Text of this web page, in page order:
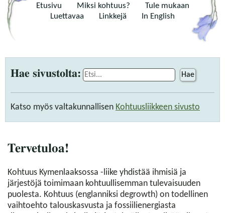
Etusivu Miksi kohtuus?
Tule mukaan
Luettavaa
Linkkejä In English
Hae sivustolta: Hae
Katso myös valtakunnallisen Kohtuusliikkeen sivusto
Tervetuloa!
Kohtuus Kymenlaaksossa -liike yhdistää ihmisiä ja
järjestöjä toimimaan kohtuullisemman tulevaisuuden
puolesta. Kohtuus (englanniksi degrowth) on todellinen
vaihtoehto talouskasvusta ja fossiilienergiasta